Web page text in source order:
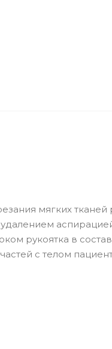
мягких
рукоятка в
с телом